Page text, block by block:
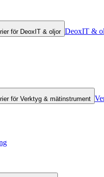
för DeoxIT & oljor DeoxIT &
för Verktyg & mätinstrument